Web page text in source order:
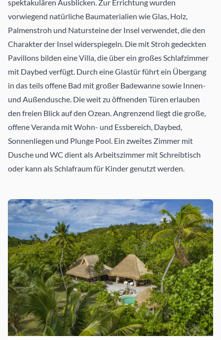
spektakulären Ausblicken. Zur Errichtung wurden
vorwiegend natürliche Baumaterialien wie Glas, Holz,
Palmenstroh und Natursteine der Insel verwendet, die den
Charakter der Insel widerspiegeln. Die mit Stroh gedeckten
Pavillons bilden eine Villa, die über ein großes Schlafzimmer
mit Daybed verfügt. Durch eine Glastür führt ein Übergang
in das teils offene Bad mit großer Badewanne sowie Innen-
und Außendusche. Die weit zu öffnenden Türen erlauben
den freien Blick auf den Ozean. Angrenzend liegt die große,
offene Veranda mit Wohn- und Essbereich, Daybed,
Sonnenliegen und Plunge Pool. Ein zweites Zimmer mit
Dusche und WC dient als Arbeitszimmer mit Schreibtisch
oder kann als Schlafraum für Kinder genutzt werden.